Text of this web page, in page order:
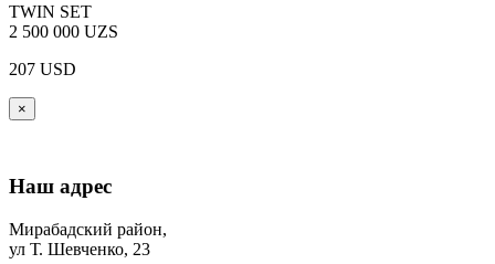
TWIN SET
2 500 000 UZS
207 USD
×
Наш адрес
Мирабадский район,
ул Т. Шевченко, 23